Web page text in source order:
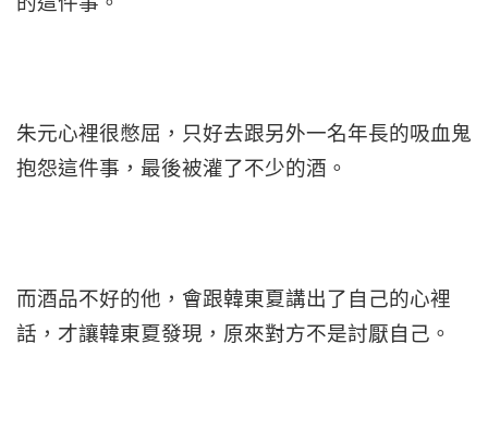
朱元心裡很憋屈，只好去跟另外一名年長的吸血鬼
抱怨這件事，最後被灌了不少的酒。
而酒品不好的他，會跟韓東夏講出了自己的心裡
話，才讓韓東夏發現，原來對方不是討厭自己。